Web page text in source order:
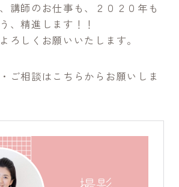
講師のお仕事も、２０２０年も
、精進します！！
ろしくお願いいたします。
ご相談はこちらからお願いしま